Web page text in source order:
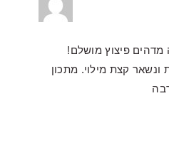
מדהים פיצוץ מושלם!
ונשאר קצת מילוי. מתכון